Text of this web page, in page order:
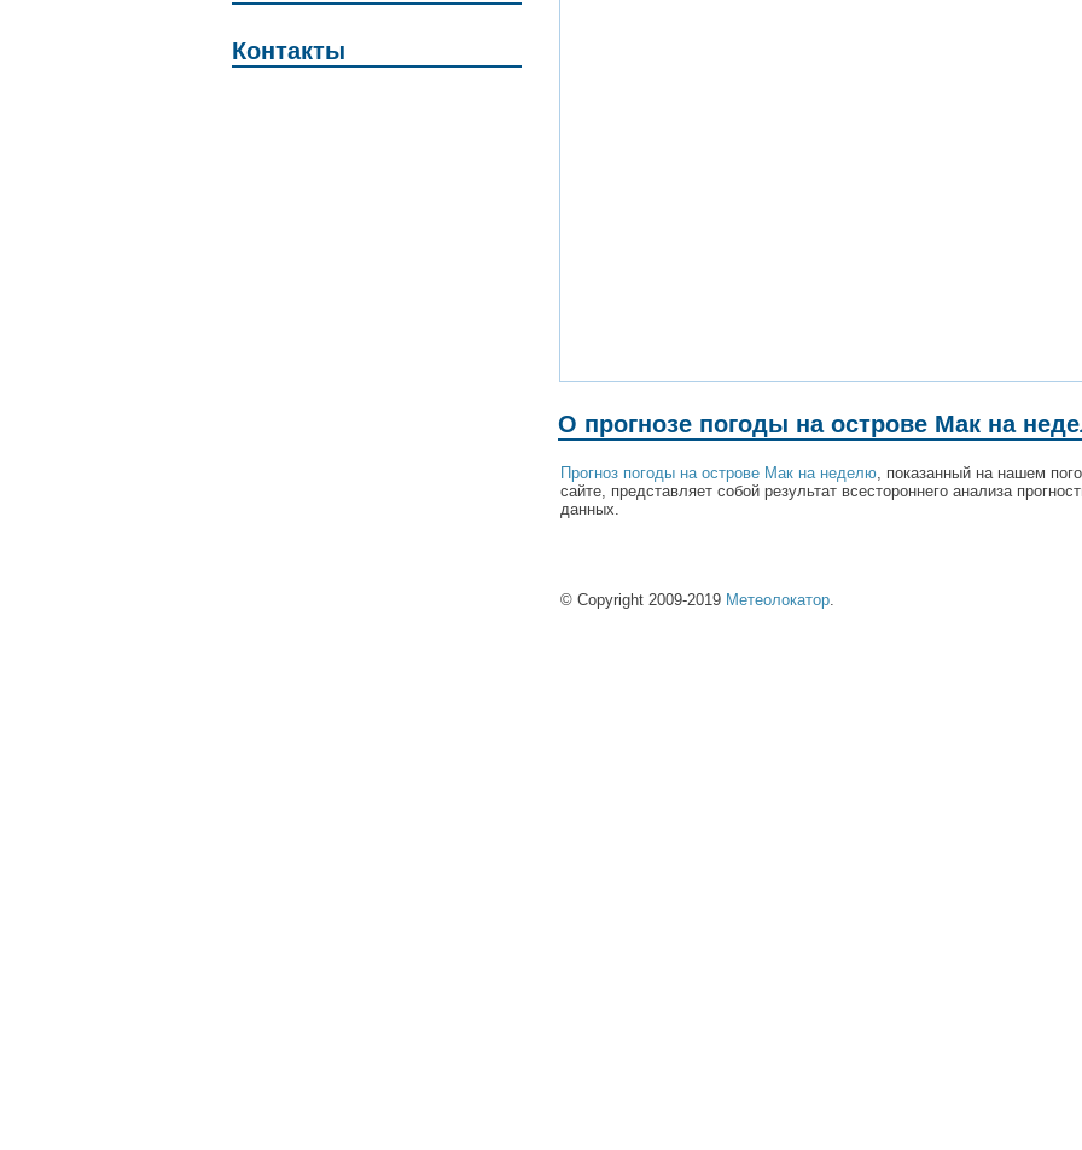
Контакты
О прогнозе погоды на острове Мак на
Прогноз погоды на острове Мак на неделю , показанный на нашем
сайте, представляет собой результат всестороннего анализа
данных.
© Copyright 2009-2019 Метеолокатор